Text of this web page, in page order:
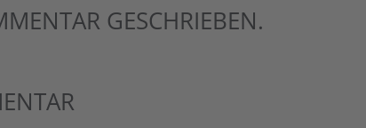
GESCHRIEBEN.